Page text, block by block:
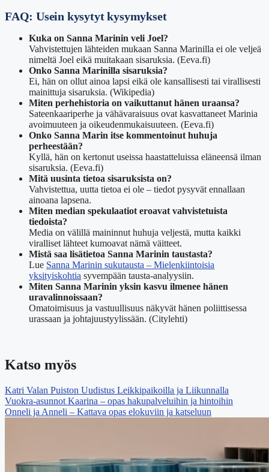
FAQ: Usein kysytyt kysymykset
Kuka on Sanna Marinin veli Joel?
Vahvistettujen lähteiden mukaan Sanna Marinilla ei ole veljeä
nimeltä Joel eikä muitakaan sisaruksia. (Eeva.fi)
Onko Sanna Marinilla sisaruksia?
Ei, hän on ollut ainoa lapsi eikä ole kansallisesti tai virallisesti
mainittuja sisaruksia. (Wikipedia)
Miten perhehistoria on vaikuttanut hänen uraansa?
Sateenkaariperhe ja vähävaraisuus ovat kasvattaneet Marinia
avoimuuteen ja oikeudenmukaisuuteen. (Eeva.fi)
Onko Sanna Marin itse kommentoinut huhuja
perheestään?
Kyllä, hän on kertonut useissa haastatteluissa eläneensä ilman
sisaruksia. (Eeva.fi)
Mitä uusinta tietoa sisaruksista on?
Vahvistettua, uutta tietoa ei ole – tiedot pysyvät ennallaan
ainoana lapsena.
Miten median spekulaatiot eroavat vahvistetuista
tiedoista?
Media on välillä maininnut huhuja veljestä, mutta kaikki
viralliset lähteet kumoavat nämä väitteet.
Mistä saa lisätietoa Sanna Marinin taustasta?
Lue Sanna Marinin sukutausta – Mielenkiintoisia
yksityiskohtia syvempään tausta-analyysiin.
Miten Sanna Marinin yksin kasvu ilmenee hänen
uravalinnoissaan?
Omatoimisuus ja vastuullisuus näkyvät hänen poliittisessa
urassaan ja johtajuustyylissään. (Citylehti)
Katso myös
Katri Valan Puiston Uudistus Leikkipaikoilla ja Liikunnalla
Vuokra-asunnot Kaarina – opas hakupalveluihin ja hintoihin
Onneli ja Anneli – Kattava opas elokuviin ja katseluun